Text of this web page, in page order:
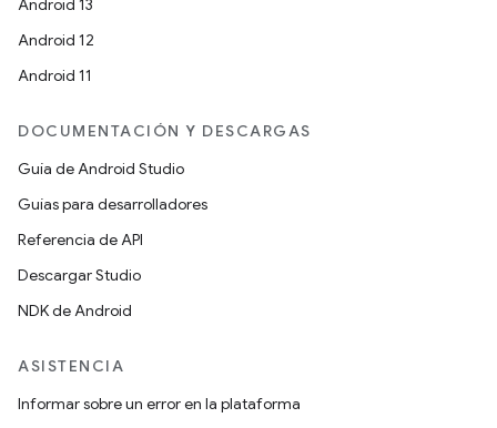
Android 13
Android 12
Android 11
DOCUMENTACIÓN Y DESCARGAS
Guía de Android Studio
Guías para desarrolladores
Referencia de API
Descargar Studio
NDK de Android
ASISTENCIA
Informar sobre un error en la plataforma